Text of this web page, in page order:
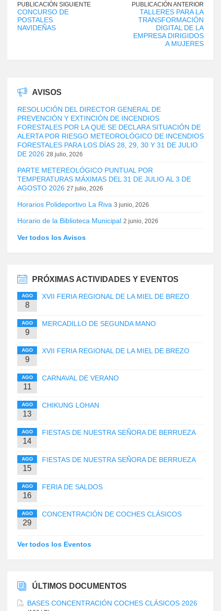
PUBLICACIÓN SIGUIENTE
CONCURSO DE
POSTALES
NAVIDEÑAS
PUBLICACIÓN ANTERIOR
TALLERES PARA LA
TRANSFORMACIÓN
DIGITAL DE LA
EMPRESA DIRIGIDOS
A MUJERES
AVISOS
RESOLUCIÓN DEL DIRECTOR GENERAL DE
PREVENCIÓN Y EXTINCIÓN DE INCENDIOS
FORESTALES POR LA QUE SE DECLARA SITUACIÓN DE
ALERTA POR RIESGO METEOROLÓGICO DE INCENDIOS
FORESTALES PARA LOS DÍAS 28, 29, 30 Y 31 DE JULIO
DE 2026 28 julio, 2026
PARTE METEREOLÓGICO PUNTUAL POR
TEMPERATURAS MÁXIMAS DEL 31 DE JULIO AL 3 DE
AGOSTO 2026 27 julio, 2026
Horarios Polideportivo La Riva 3 junio, 2026
Horario de la Biblioteca Municipal 2 junio, 2026
Ver todos los Avisos
PRÓXIMAS ACTIVIDADES Y EVENTOS
AGO
8
XVII FERIA REGIONAL DE LA MIEL DE BREZO
AGO
9
MERCADILLO DE SEGUNDA MANO
AGO
9
XVII FERIA REGIONAL DE LA MIEL DE BREZO
AGO
11
CARNAVAL DE VERANO
AGO
13
CHIKUNG LOHAN
AGO
14
FIESTAS DE NUESTRA SEÑORA DE BERRUEZA
AGO
15
FIESTAS DE NUESTRA SEÑORA DE BERRUEZA
AGO
16
FERIA DE SALDOS
AGO
29
CONCENTRACIÓN DE COCHES CLÁSICOS
Ver todos los Eventos
ÚLTIMOS DOCUMENTOS
BASES CONCENTRACIÓN COCHES CLÁSICOS 2026